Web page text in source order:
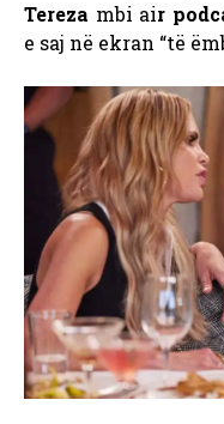
Tereza mbi air
e saj në ekran “të